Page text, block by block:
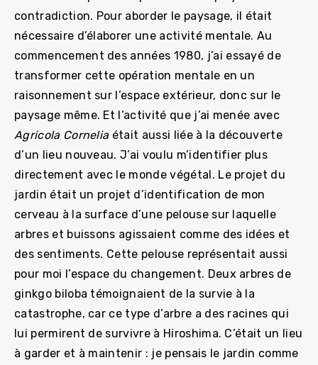
contradiction. Pour aborder le paysage, il était
nécessaire d’élaborer une activité mentale. Au
commencement des années 1980, j’ai essayé de
transformer cette opération mentale en un
raisonnement sur l’espace extérieur, donc sur le
paysage même. Et l’activité que j’ai menée avec
Agricola Corneliaétait aussi liée à la découverte
d’un lieu nouveau. J’ai voulu m’identifier plus
directement avec le monde végétal. Le projet du
jardin était un projet d’identification de mon
cerveau à la surface d’une pelouse sur laquelle
arbres et buissons agissaient comme des idées et
des sentiments. Cette pelouse représentait aussi
pour moi l’espace du changement. Deux arbres de
ginkgo biloba témoignaient de la survie à la
catastrophe, car ce type d’arbre a des racines qui
lui permirent de survivre à Hiroshima. C’était un lieu
à garder et à maintenir : je pensais le jardin comme